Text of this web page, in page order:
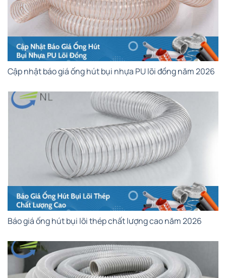
Cập nhật báo giá ống hút bụi nhựa PU lõi đồng năm 2026
Báo giá ống hút bụi lõi thép chất lượng cao năm 2026